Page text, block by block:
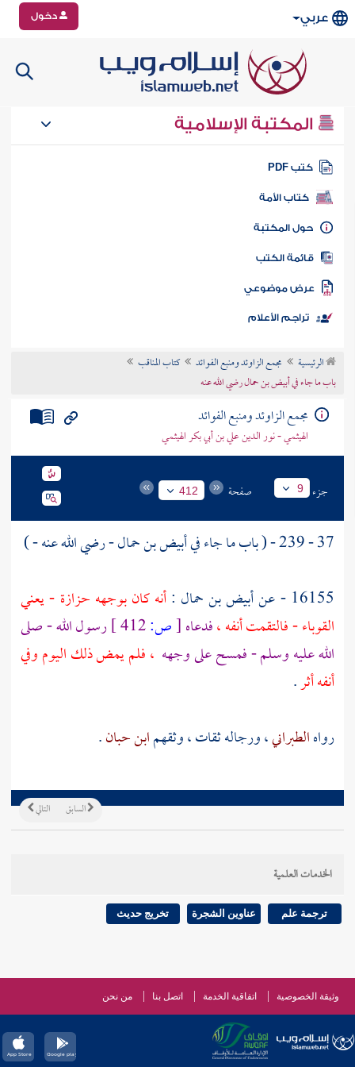
عربي دخول
المكتبة الإسلامية
كتب PDF
كتاب الأمة
المكتبة
الكتب
موضوعي
تراجم الأعلام
الرئيسية مجمع الزاوئد ومنبع الفوائد
كتاب المناقب
باب ما جاء في أبيض بن حمال رضي الله عنه
مجمع الزاوئد ومنبع الفوائد
الهيثمي - نور الدين علي بن أبي بكر الهيثمي
جزء 9 صفحة 412
37 - 239 - ( باب ما جاء في أبيض بن حمال- رضي الله عنه - )
16155 - عن
أبيض بن حمال :أنه كان بوجهه حزازة - يعني
القوباء - فالتقمت أنفه ،فدعاه[ص:
رسول الله - صلى
الله عليه وسلم - فمسح على وجهه ، فلم يمض ذلك اليوم وفي
أنفه أثر.
رواهالطبراني، ورجاله ثقات ، وثقهمابن حبان.
التالي السابق
الخدمات العلمية
ترجمة علم عناوين الشجرة تخريج حديث
وثيقة الخصوصية اتفاقية الخدمة اتصل بنا من نحن